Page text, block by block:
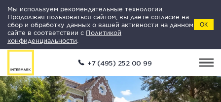
Мы используем рекомендательные технологии.
Продолжая пользоваться сайтом, вы даете согласие на
сбор и обработку данных о вашей активности на данном
сайте в соответствии с Политикой
конфиденциальности
ОК
+7 (495) 252 00 99